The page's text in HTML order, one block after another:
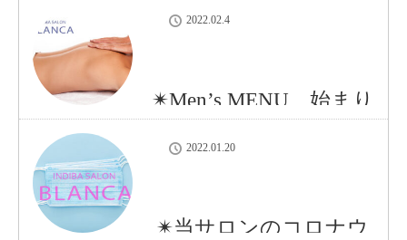
2022.02.4
✴︎Men’s MENU、始まり
2022.01.20
✴︎当サロンのコロナウ